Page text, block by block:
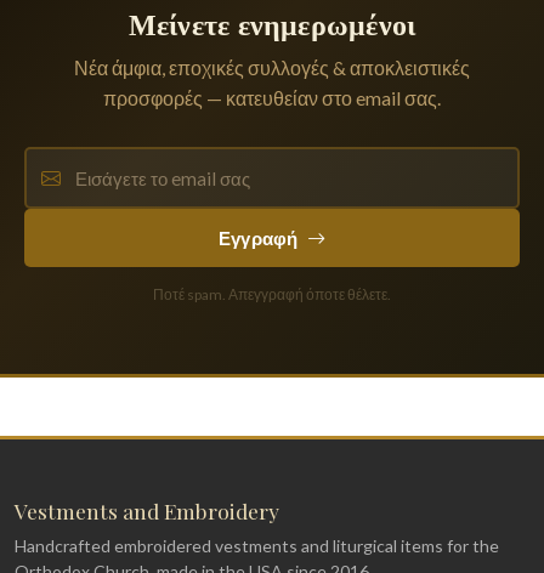
Μείνετε ενημερωμένοι
Νέα άμφια, εποχικές συλλογές & αποκλειστικές
προσφορές — κατευθείαν στο email σας.
Εγγραφή
Ποτέ spam. Απεγγραφή όποτε θέλετε.
Vestments and Embroidery
Handcrafted embroidered vestments and liturgical items for the